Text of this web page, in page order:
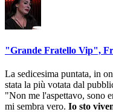
"Grande Fratello Vip",
La sedicesima puntata, in
stata la più votata dal
"Non me l'aspettavo, sono
mi sembra vero. Io sto